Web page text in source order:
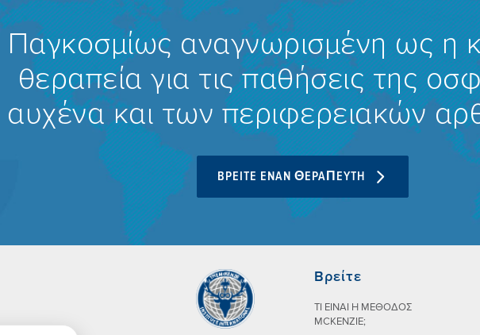
Παγκοσμίως αναγνωρισμένη ως η
θεραπεία για τις παθήσεις της
αυχένα και των περιφερειακών
BPEITE ENAN ΘEPAΠEYTH
Βρείτε
ΤΙ ΕIΝΑΙ Η ΜEΘΟΔΟΣ
MCKENZIE;